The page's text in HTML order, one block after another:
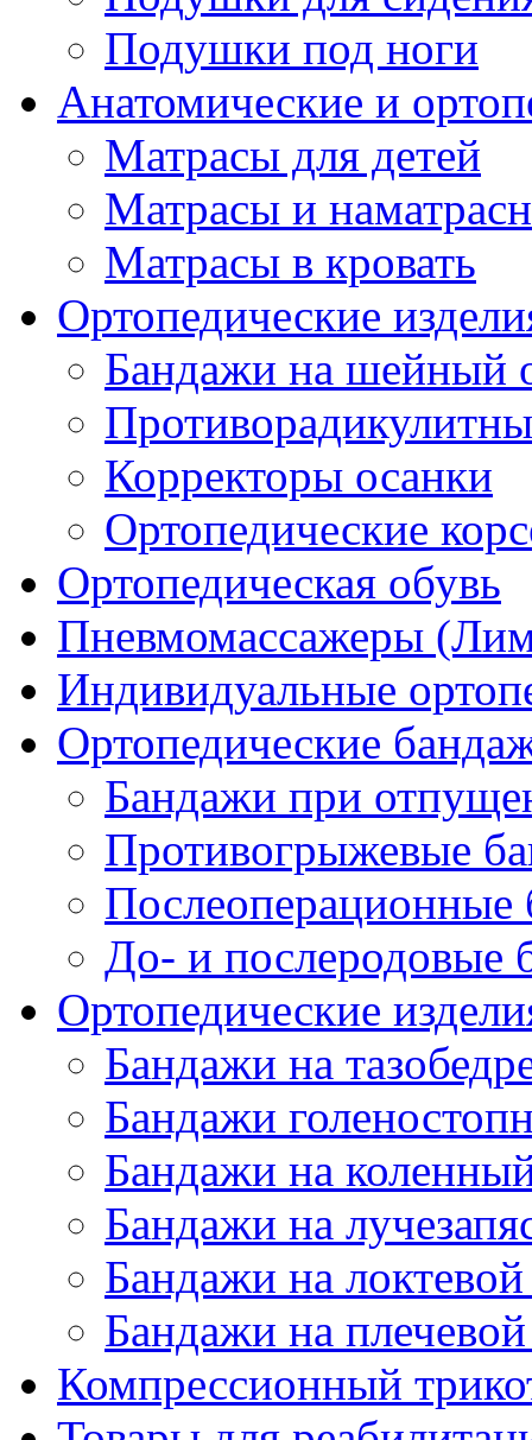
Подушки под ноги
Анатомические и
Матрасы для детей
Матрасы и
Матрасы в кровать
Ортопедические
Бандажи на шейный
Корректоры осанки
Ортопедические
Ортопедическая обувь
Пневмомассажеры
Индивидуальные
Ортопедические
Бандажи при
Противогрыжевые
Послеоперационные
До- и послеродовые
Ортопедические
Бандажи на
Бандажи
Бандажи на
Бандажи на
Бандажи на локтевой
Бандажи на плечевой
Компрессионный